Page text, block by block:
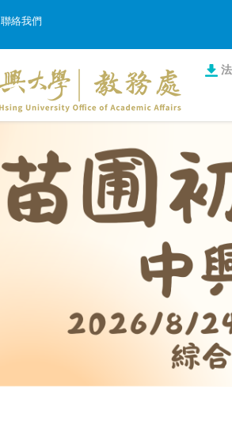
聯絡我們